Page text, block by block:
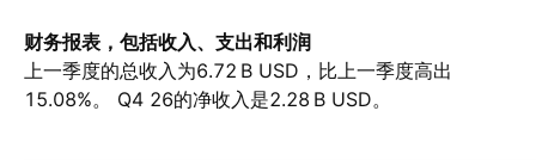
财务报表，包括收入、支出和利润
上一季度的总收入为‪6.72 B‬ USD，比上一季度高出
15.08%。 Q4 26的净收入是‪2.28 B‬ USD。